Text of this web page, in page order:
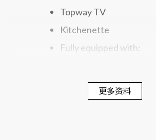
Topway TV
Kitchenette
Fully equipped with:
Washing and Drying Unit
Refrigerator
更多资料